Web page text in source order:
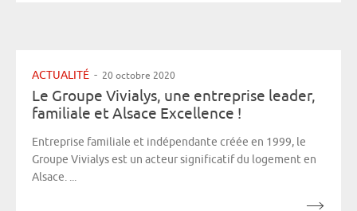
ACTUALITÉ - 20 octobre 2020
Le Groupe Vivialys, une entreprise leader,
familiale et Alsace Excellence !
Entreprise familiale et indépendante créée en 1999, le
Groupe Vivialys est un acteur significatif du logement en
Alsace. ...